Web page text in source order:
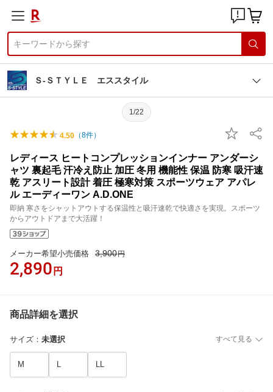
Ｓ-ＳＴＹＬＥ エススタイル
1/22
4.50 （8件）
レディース ヒートコンプレッションインナー アンダーシ
ャツ 裏起毛 汗冷え防止 加圧 冬用 機能性 保温 防寒 吸汗速
乾 アスリート設計 着圧 極寒対策 スポーツウェア アパレ
ル エーディーワン A.D.ONE
即納 寒さをシャットアウトする保温性と吸汗速乾で快適さを実現。スポーツ
からアウトドアまで大活躍！
メーカー希望小売価格 3,900円
2,890 円
商品詳細を選択
サイズ ： 未選択 すべて見る
M L LL